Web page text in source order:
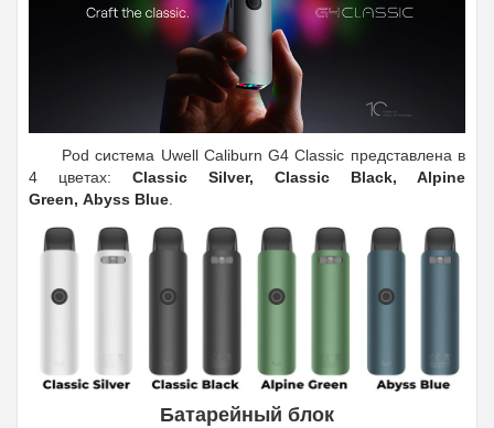
Pod система Uwell Caliburn G4 Classic представлена в
4 цветах: Classic Silver, Classic Black, Alpine
Green, Abyss Blue
Батарейный блок